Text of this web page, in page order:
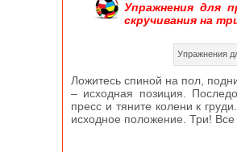
Упражнения для
скручивания на
Упражнения
Ложитесь спиной на пол,
– исходная позиция.
пресс и тяните колени к
исходное положение. Три! Все